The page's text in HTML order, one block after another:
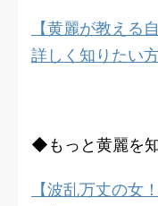
【黄麗が教える
詳しく知りたい
◆もっと黄麗を
【波乱万丈の